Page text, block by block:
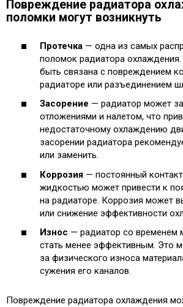
Повреждение радиатора
поломки могут возникнуть
Протечка — одна из самых
поломок радиатора
быть связана с повреждением
радиаторе или разъединением
Засорение — радиатор может
отложениями и налетом, что
недостаточному охлаждению
засорении радиатора
или заменить.
Коррозия — постоянный
жидкостью может привести к
на радиаторе. Коррозия может
или снижение эффективности
Износ — радиатор со временем
стать менее эффективным. Это
за физического износа
сужения его каналов.
Повреждение радиатора охлаждения